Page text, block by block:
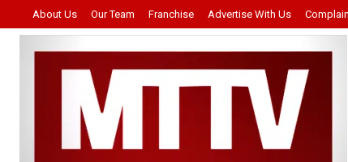
About Us Our Team Franchise Advertise With Us